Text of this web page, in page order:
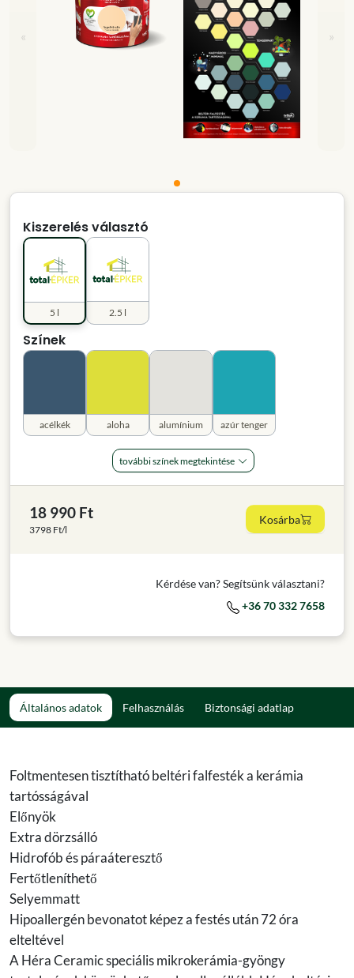
« »
Kiszerelés választó
2.5 l
5 l
Színek
acélkék aloha alumínium azúr tenger
további színek megtekintése
18 990 Ft
3798 Ft/l
Kosárba
Kérdése van? Segítsünk választani?
+36 70 332 7658
Általános adatok Felhasználás Biztonsági adatlap
Foltmentesen tisztítható beltéri falfesték a kerámia
tartósságával
Előnyök
Extra dörzsálló
Hidrofób és páraáteresztő
Fertőtleníthető
Selyemmatt
Hipoallergén bevonatot képez a festés után 72 óra
elteltével
A Héra Ceramic speciális mikrokerámia-gyöngy